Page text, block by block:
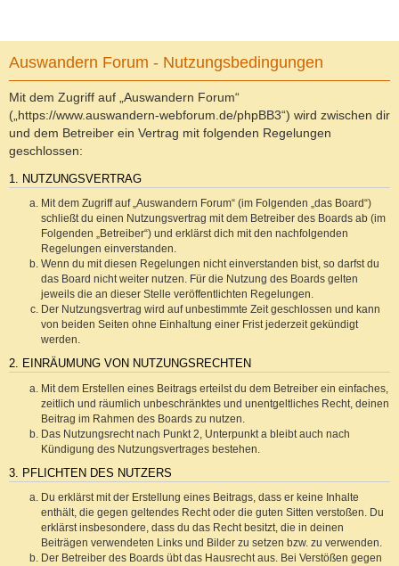
Auswandern Forum - Nutzungsbedingungen
Mit dem Zugriff auf „Auswandern Forum“
(„https://www.auswandern-webforum.de/phpBB3“) wird zwischen dir
und dem Betreiber ein Vertrag mit folgenden Regelungen
geschlossen:
1. NUTZUNGSVERTRAG
Mit dem Zugriff auf „Auswandern Forum“ (im Folgenden „das Board“)
schließt du einen Nutzungsvertrag mit dem Betreiber des Boards ab (im
Folgenden „Betreiber“) und erklärst dich mit den nachfolgenden
Regelungen einverstanden.
Wenn du mit diesen Regelungen nicht einverstanden bist, so darfst du
das Board nicht weiter nutzen. Für die Nutzung des Boards gelten
jeweils die an dieser Stelle veröffentlichten Regelungen.
Der Nutzungsvertrag wird auf unbestimmte Zeit geschlossen und kann
von beiden Seiten ohne Einhaltung einer Frist jederzeit gekündigt
werden.
2. EINRÄUMUNG VON NUTZUNGSRECHTEN
Mit dem Erstellen eines Beitrags erteilst du dem Betreiber ein einfaches,
zeitlich und räumlich unbeschränktes und unentgeltliches Recht, deinen
Beitrag im Rahmen des Boards zu nutzen.
Das Nutzungsrecht nach Punkt 2, Unterpunkt a bleibt auch nach
Kündigung des Nutzungsvertrages bestehen.
3. PFLICHTEN DES NUTZERS
Du erklärst mit der Erstellung eines Beitrags, dass er keine Inhalte
enthält, die gegen geltendes Recht oder die guten Sitten verstoßen. Du
erklärst insbesondere, dass du das Recht besitzt, die in deinen
Beiträgen verwendeten Links und Bilder zu setzen bzw. zu verwenden.
Der Betreiber des Boards übt das Hausrecht aus. Bei Verstößen gegen